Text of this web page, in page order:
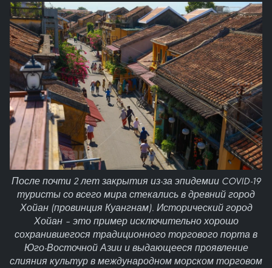
После почти 2 лет закрытия из-за эпидемии COVID-19
туристы со всего мира стекались в древний город
Хойан (провинция Куангнам). Исторический город
Хойан – это пример исключительно хорошо
сохранившегося традиционного торгового порта в
Юго-Восточной Азии и выдающееся проявление
слияния культур в международном морском торговом